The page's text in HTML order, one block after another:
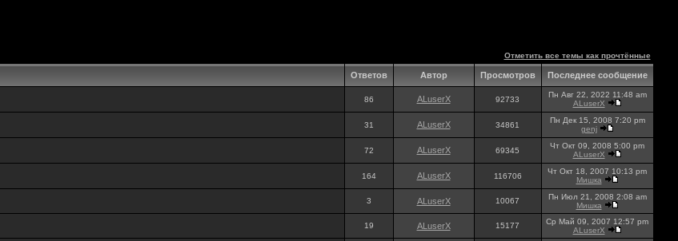
Отметить все темы как прочтённые
Ответов Автор Просмотров Последнее сообщение
86 ALuserX 92733
Пн Авг 22, 2022 11:48 am
ALuserX
31 ALuserX 34861
Пн Дек 15, 2008 7:20 pm
genj
72 ALuserX 69345
Чт Окт 09, 2008 5:00 pm
ALuserX
164 ALuserX 116706
Чт Окт 18, 2007 10:13 pm
Мишка
3 ALuserX 10067
Пн Июл 21, 2008 2:08 am
Мишка
19 ALuserX 15177
Ср Май 09, 2007 12:57 pm
ALuserX